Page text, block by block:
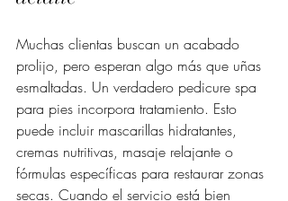
Muchas clientas buscan un acabado
prolijo, pero esperan algo más que uñas
esmaltadas. Un verdadero pedicure spa
para pies incorpora tratamiento. Esto
puede incluir mascarillas hidratantes,
cremas nutritivas, masaje relajante o
fórmulas específicas para restaurar zonas
secas. Cuando el servicio está bien